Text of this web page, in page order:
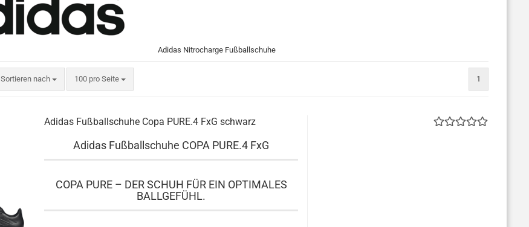
Adidas Nitrocharge Fußballschuhe
Sortieren nach
Sortieren nach 100 pro Seite
pro Seite 1
Adidas Fußballschuhe Copa PURE.4 FxG schwarz
Adidas Fußballschuhe COPA PURE.4 FxG
COPA PURE – DER SCHUH FÜR EIN OPTIMALES
BALLGEFÜHL.